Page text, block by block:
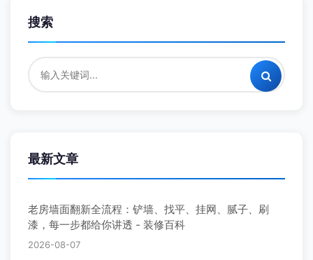
搜索
最新文章
老房墙面翻新全流程：铲墙、找平、挂网、腻子、刷
漆，每一步都给你讲透 - 装修百科
2026-08-07